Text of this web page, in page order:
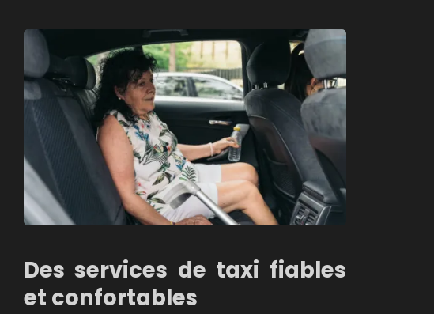
Des services de taxi fiables
et confortables